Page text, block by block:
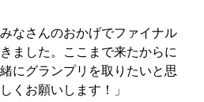
なさんのおかげでファイナル
ました。ここまで来たからに
にグランプリを取りたいと思
くお願いします！」